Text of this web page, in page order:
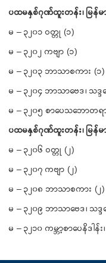
ပထမနှစ်ဂုဏ်ထူးတန်း၊ မြ
မ – ၃၂၀၁ ဝတ္တု (၁)
မ – ၃၂၀၂ ကဗျာ (၁)
မ – ၃၂၀၃ ဘာသာစကား (၁)
မ – ၃၂၀၄ ဘာသာဗေဒ၊ သဒ္ဒ
မ – ၃၂၀၅ စာပေသဘောတရ
ပထမနှစ်ဂုဏ်ထူးတန်း၊ မြ
မ – ၃၂၀၆ ဝတ္တု (၂)
မ – ၃၂၀၇ ကဗျာ (၂)
မ – ၃၂၀၈ ဘာသာစကား (၂)
မ – ၃၂၀၉ ဘာသာဗေဒ၊ သဒ္ဒ
မ – ၃၂၁၀ ကမ္ဘာ့စာပေနိဒါန်